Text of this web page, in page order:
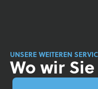
UNSERE WEITEREN
Wo wir